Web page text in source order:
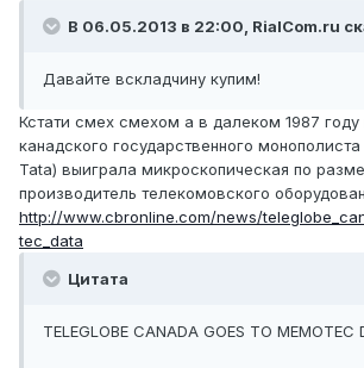
В 06.05.2013 в 22:00, RialCom.ru
Давайте вскладчину купим!
Кстати смех смехом а в далеком 1987 году
канадского государственного
Tata) выиграла микроскопическая по
производитель телекомовского
http://www.cbronline.com/news/
tec_data
Цитата
TELEGLOBE CANADA GOES TO MEMOTEC